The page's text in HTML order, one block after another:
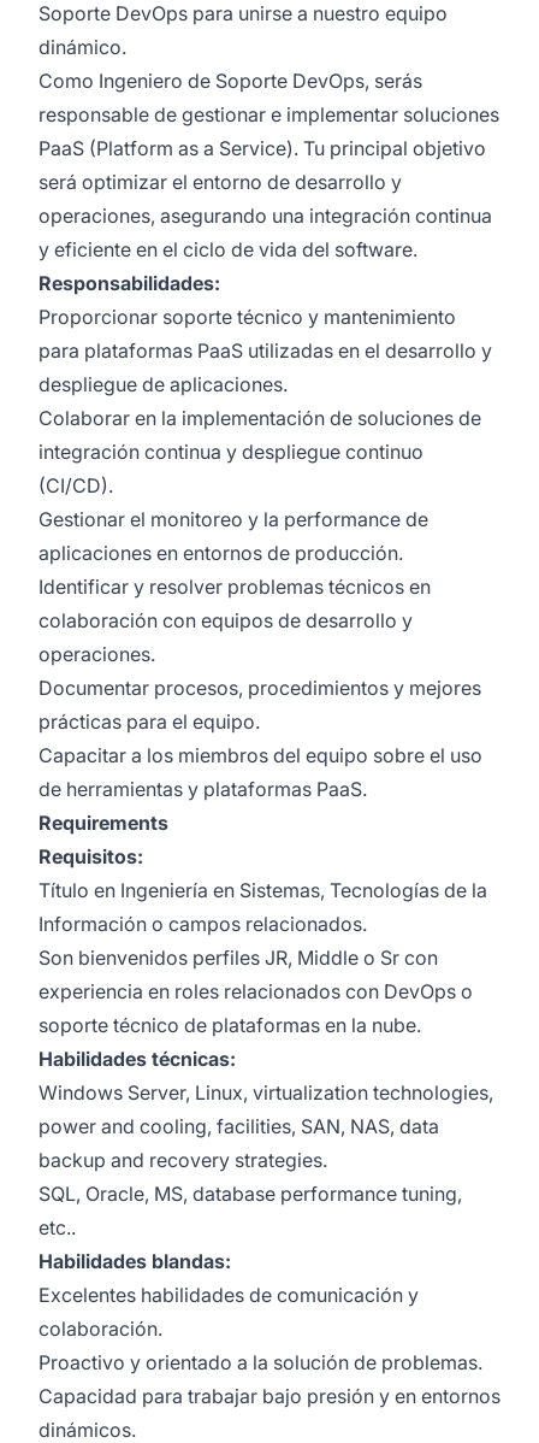
Soporte DevOps para unirse a nuestro equipo
dinámico.
Como Ingeniero de Soporte DevOps, serás
responsable de gestionar e implementar soluciones
PaaS (Platform as a Service). Tu principal objetivo
será optimizar el entorno de desarrollo y
operaciones, asegurando una integración continua
y eficiente en el ciclo de vida del software.
Responsabilidades:
Proporcionar soporte técnico y mantenimiento
para plataformas PaaS utilizadas en el desarrollo y
despliegue de aplicaciones.
Colaborar en la implementación de soluciones de
integración continua y despliegue continuo
(CI/CD).
Gestionar el monitoreo y la performance de
aplicaciones en entornos de producción.
Identificar y resolver problemas técnicos en
colaboración con equipos de desarrollo y
operaciones.
Documentar procesos, procedimientos y mejores
prácticas para el equipo.
Capacitar a los miembros del equipo sobre el uso
de herramientas y plataformas PaaS.
Requirements
Requisitos:
Título en Ingeniería en Sistemas, Tecnologías de la
Información o campos relacionados.
Son bienvenidos perfiles JR, Middle o Sr con
experiencia en roles relacionados con DevOps o
soporte técnico de plataformas en la nube.
Habilidades técnicas:
Windows Server, Linux, virtualization technologies,
power and cooling, facilities, SAN, NAS, data
backup and recovery strategies.
SQL, Oracle, MS, database performance tuning,
etc..
Habilidades blandas:
Excelentes habilidades de comunicación y
colaboración.
Proactivo y orientado a la solución de problemas.
Capacidad para trabajar bajo presión y en entornos
dinámicos.